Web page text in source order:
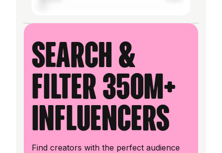
Search &
filter 350M+
influencers
Find creators with the perfect audience